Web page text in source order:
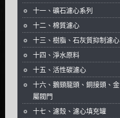
十一、礦石濾心系列
十二、棉質濾心
十三、樹脂、石灰質抑制濾心
十四、淨水原料
十五、活性碳濾心
十六、鵝頸龍頭、銅接頭、金
屬閥門
十七、濾殼、濾心填充罐